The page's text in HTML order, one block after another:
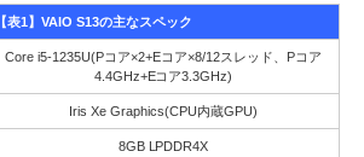
【表1】VAIO S13の主なスペック
Core i5-1235U(Pコア×2+Eコア×8/12スレッド、Pコア
4.4GHz+Eコア3.3GHz)
Iris Xe Graphics(CPU内蔵GPU)
8GB LPDDR4X